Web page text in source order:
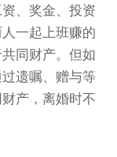
、奖金、投资
一起上班赚的
同财产。但如
遗嘱、赠与等
产，离婚时不